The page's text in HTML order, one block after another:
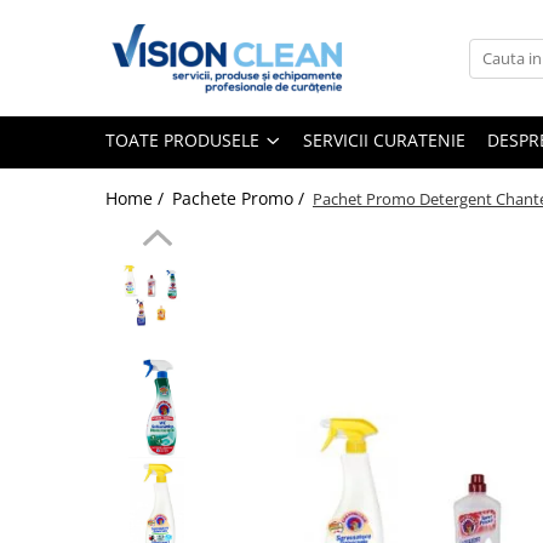
Aspiratoare si masini curatenie
Aspiratoare industriale
Aspiratoare injectie - extractie
Aspiratoare profesionale de lichide
Echipament de curatat cu presiune
Masini de curatat si aspirat
Monodiscuri profesionale
Detergenti profesionali
TOATE PRODUSELE SERVICII CURATENIE
Home / Pachete Promo / Pachet Promo Detergent